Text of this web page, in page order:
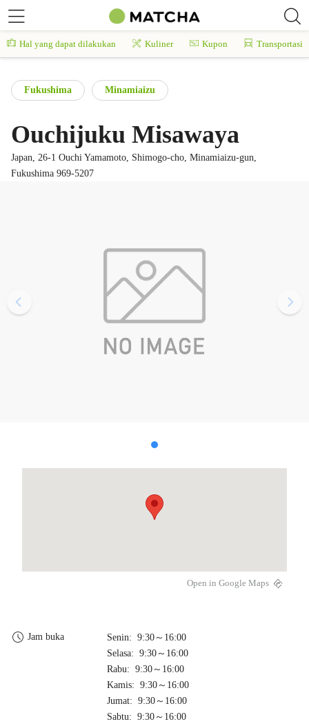
Hal yang dapat dilakukan Kuliner Kupon Transportasi
Fukushima Minamiaizu
Ouchijuku Misawaya
Japan, 26-1 Ouchi Yamamoto, Shimogo-cho, Minamiaizu-gun,
Fukushima 969-5207
Open in Google Maps
Jam buka
Senin: 9:30～16:00
Selasa: 9:30～16:00
Rabu: 9:30～16:00
Kamis: 9:30～16:00
Jumat: 9:30～16:00
Sabtu: 9:30～16:00